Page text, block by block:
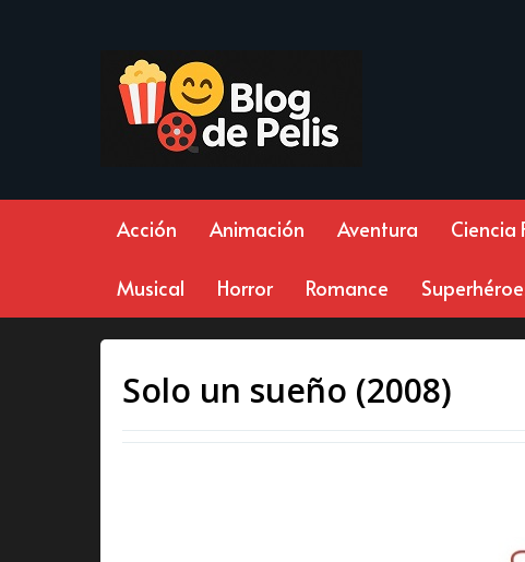
Acción Animación Aventura Ciencia
Musical Horror Romance
Solo un sueño (2008)